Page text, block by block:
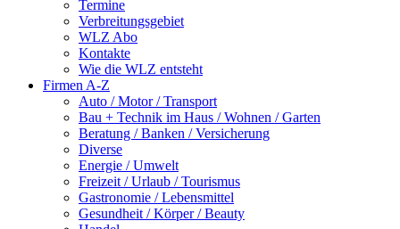
Termine
Verbreitungsgebiet
WLZ Abo
Kontakte
Wie die WLZ entsteht
Firmen A-Z
Auto / Motor / Transport
Bau + Technik im Haus / Wohnen / Garten
Beratung / Banken / Versicherung
Diverse
Energie / Umwelt
Freizeit / Urlaub / Tourismus
Gastronomie / Lebensmittel
Gesundheit / Körper / Beauty